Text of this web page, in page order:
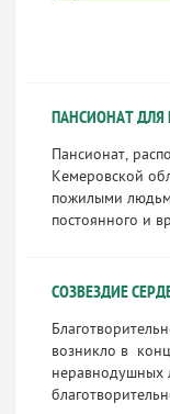
ПАНСИОНАТ
Пансионат,
Кемеровской
пожилыми
постоянного и
СОЗВЕЗДИЕ
возникло в